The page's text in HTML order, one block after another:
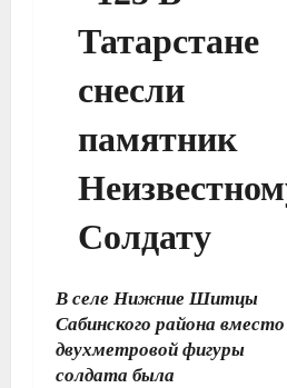
В селе Нижние Шитцы
Сабинского района вместо
двухметровой фигуры
солдата была